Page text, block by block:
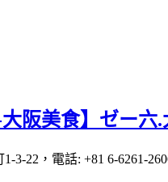
大阪美食】ゼー
3-22，電話: +81 6-6261-